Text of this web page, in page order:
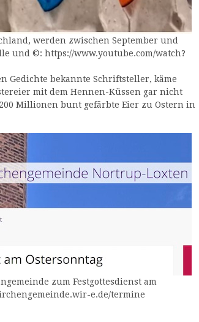
werden zwischen September und
und ©: https://www.youtube.com/watch?
Gedichte bekannte Schriftsteller, käme
mit dem Hennen-Küssen gar nicht
Millionen bunt gefärbte Eier zu Ostern in
zum Festgottesdienst am
e.de/termine